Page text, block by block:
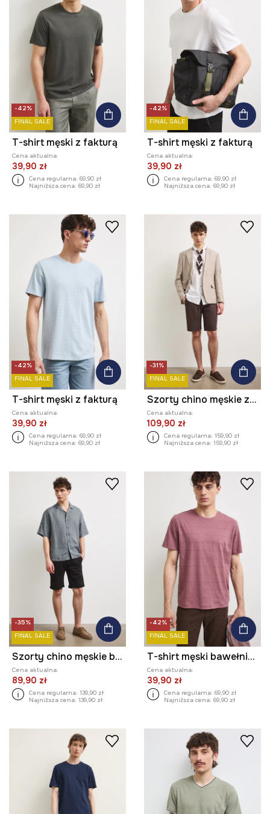
-42%
FINAL SALE
T-shirt męski z fakturą
Cena aktualna:
39,90 zł
Cena regularna: 69,90 zł
Najniższa cena: 69,90 zł
-42%
FINAL SALE
T-shirt męski z fakturą
Cena aktualna:
39,90 zł
Cena regularna: 69,90 zł
Najniższa cena: 69,90 zł
-42%
FINAL SALE
T-shirt męski z fakturą
Cena aktualna:
39,90 zł
Cena regularna: 69,90 zł
Najniższa cena: 69,90 zł
-31%
FINAL SALE
Szorty chino męskie z dodatkiem lnu regular waist
Cena aktualna:
109,90 zł
Cena regularna: 159,90 zł
Najniższa cena: 159,90 zł
-35%
FINAL SALE
Szorty chino męskie bawełniane z elastanem regular waist
Cena aktualna:
89,90 zł
Cena regularna: 139,90 zł
Najniższa cena: 139,90 zł
-42%
FINAL SALE
T-shirt męski bawełniany
Cena aktualna:
39,90 zł
Cena regularna: 69,90 zł
Najniższa cena: 69,90 zł